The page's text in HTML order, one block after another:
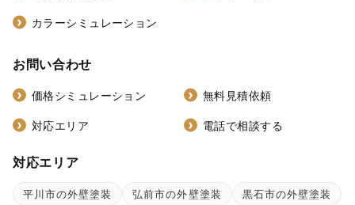
カラーシミュレーション
お問い合わせ
価格シミュレーション 無料見積依頼
対応エリア 電話で相談する
対応エリア
平川市の外壁塗装 弘前市の外壁塗装 黒石市の外壁塗装